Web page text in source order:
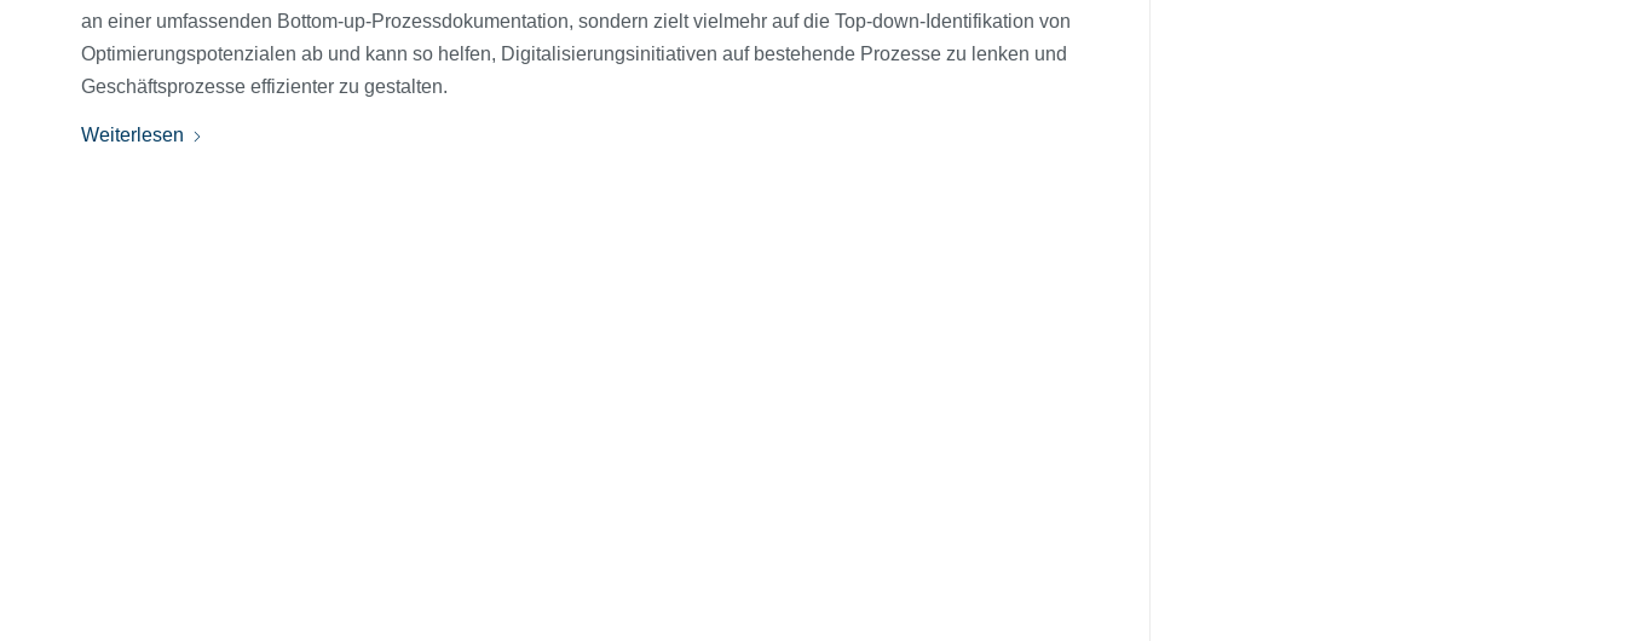
an einer umfassenden Bottom-up-Prozessdokumentation, sondern zielt vielmehr auf die Top-down-Identifikation von
Optimierungspotenzialen ab und kann so helfen, Digitalisierungsinitiativen auf bestehende Prozesse zu lenken und
Geschäftsprozesse effizienter zu gestalten.
Weiterlesen